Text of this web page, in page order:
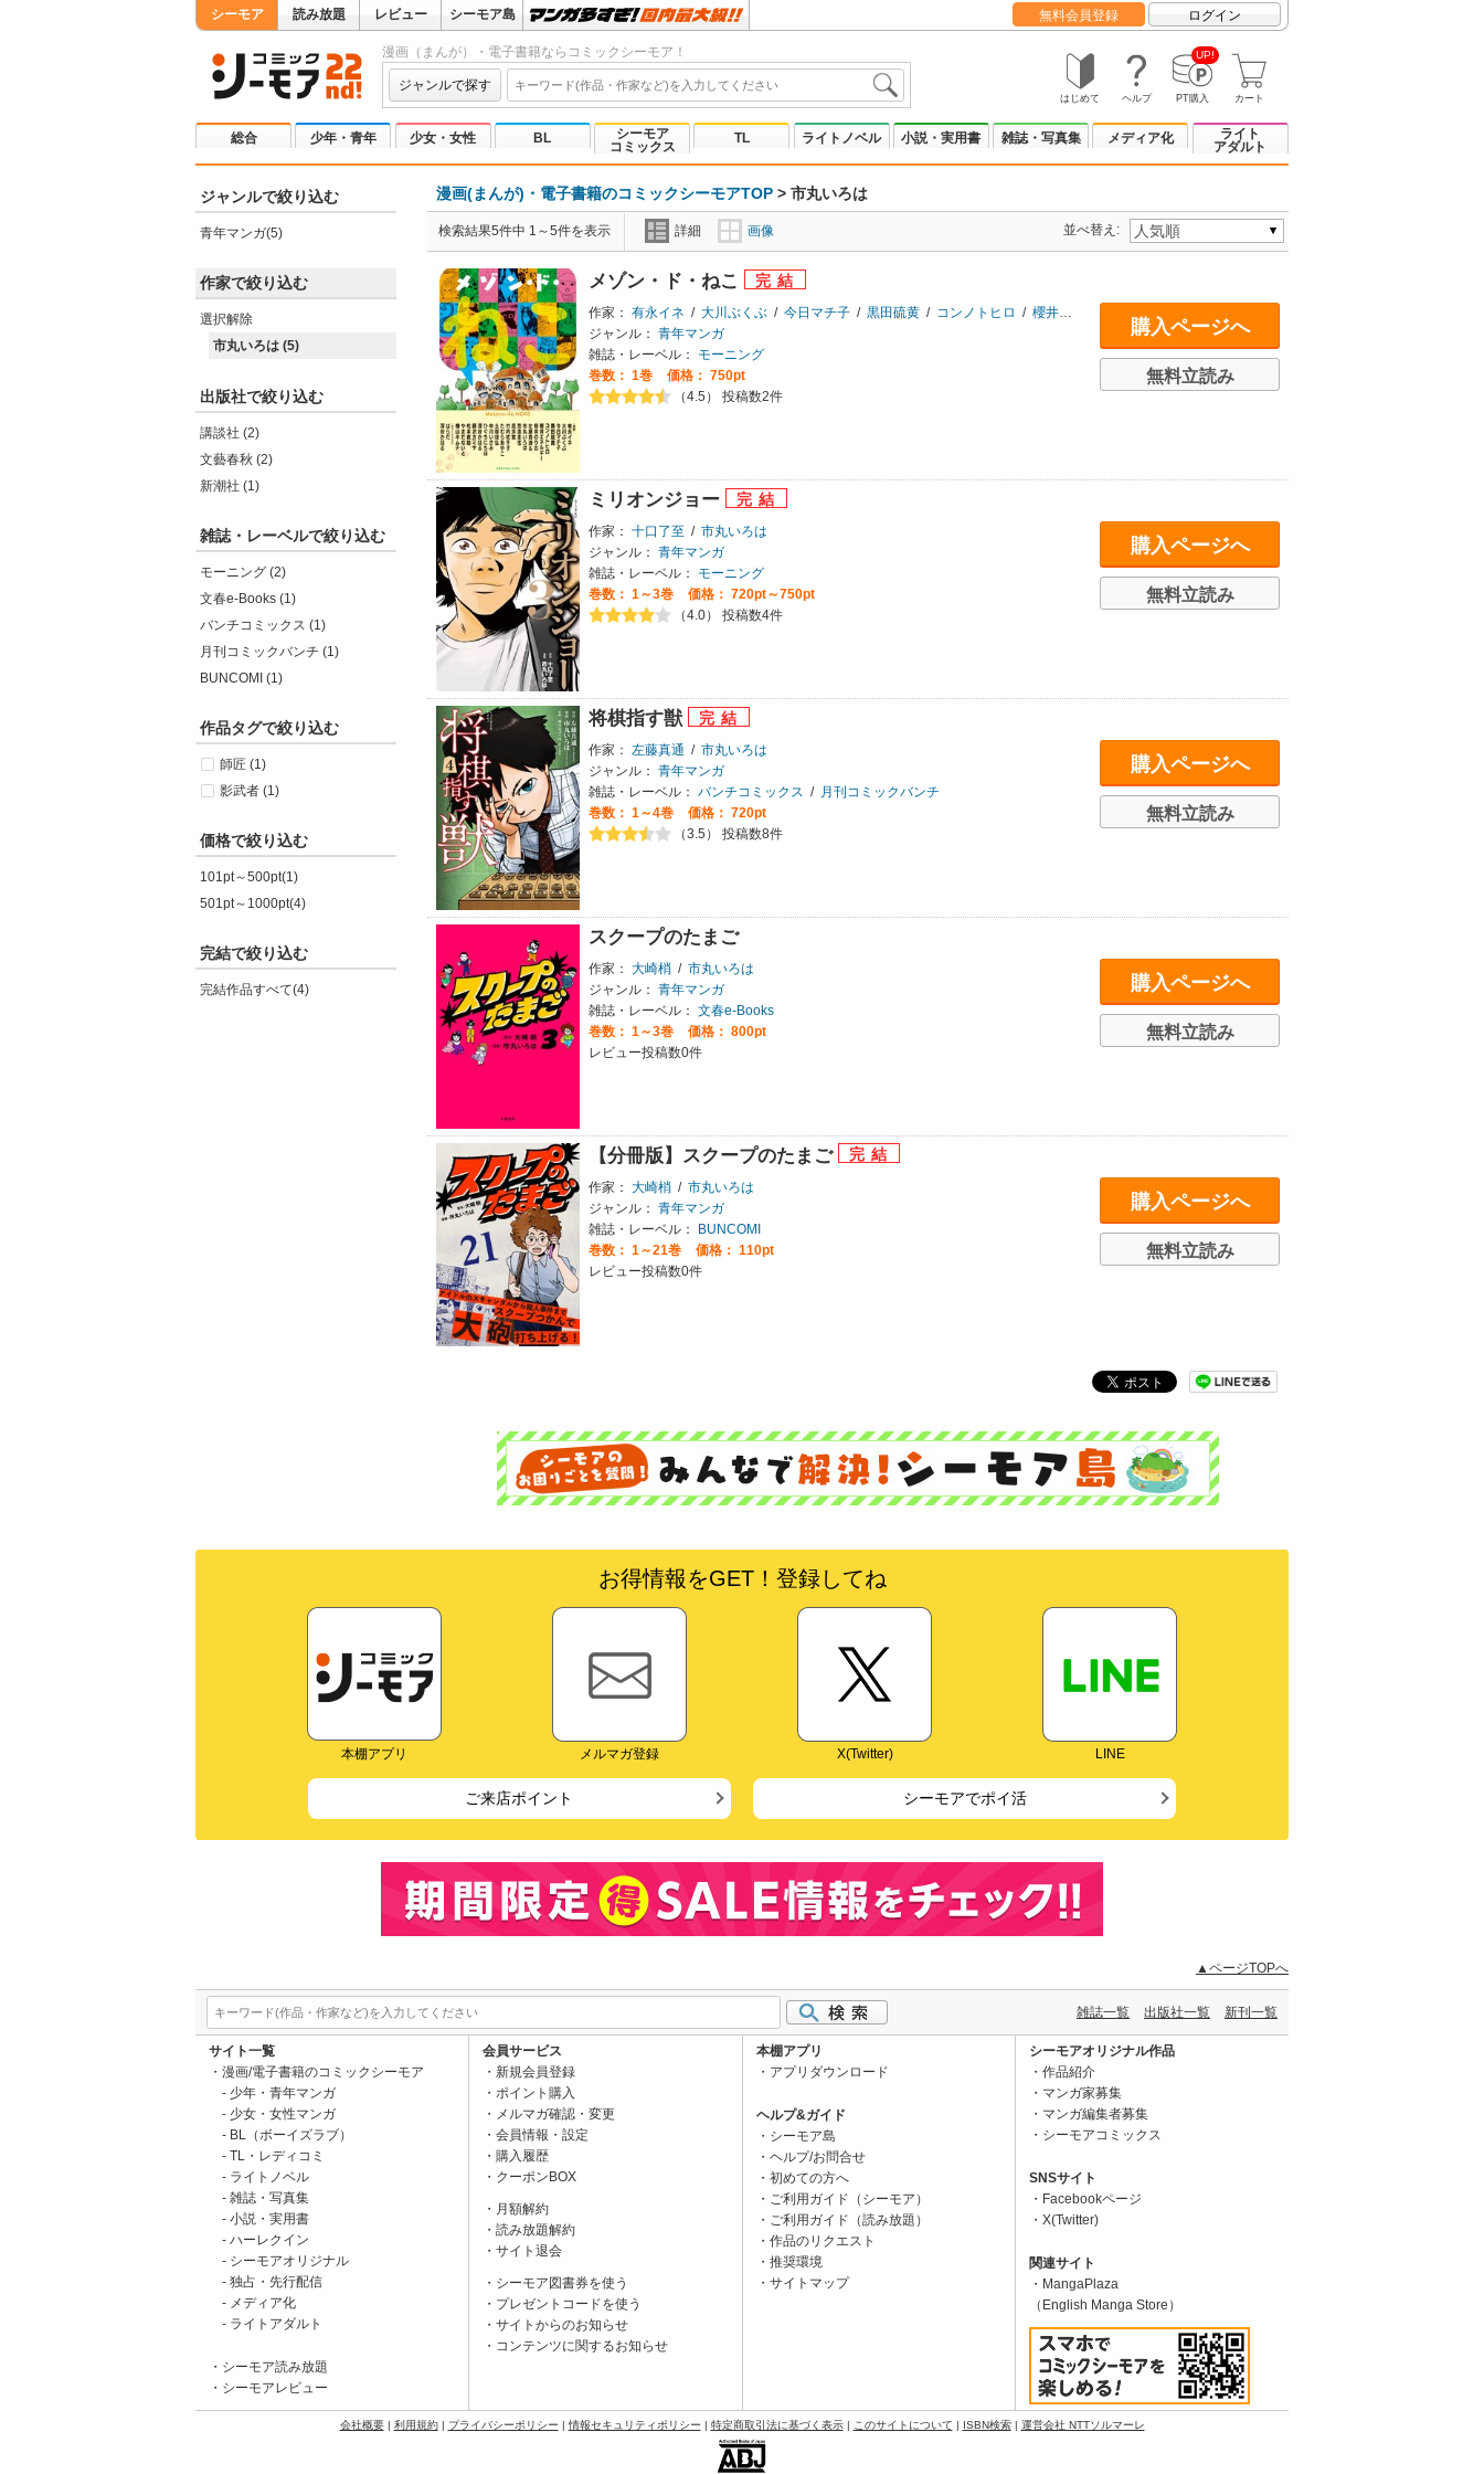
シーモア 読み放題 レビュー シーモア島 無料会員登録 ログイン
漫画（まんが）・電子書籍ならコミックシーモア！
ジャンルで探す
はじめて ヘルプ
UP!
PT購入 カート
総合 少年・青年 少女・女性 BL
シーモア
コミックス
TL ライトノベル 小説・実用書 雑誌・写真集 メディア化
ライト
アダルト
ジャンルで絞り込む
青年マンガ(5)
作家で絞り込む
選択解除
市丸いろは (5)
出版社で絞り込む
講談社 (2)
文藝春秋 (2)
新潮社 (1)
雑誌・レーベルで絞り込む
モーニング (2)
文春e-Books (1)
バンチコミックス (1)
月刊コミックバンチ (1)
BUNCOMI (1)
作品タグで絞り込む
師匠 (1)
影武者 (1)
価格で絞り込む
101pt～500pt(1)
501pt～1000pt(4)
完結で絞り込む
完結作品すべて(4)
漫画(まんが)・電子書籍のコミックシーモアTOP > 市丸いろは
検索結果5件中 1～5件を表示 詳細 画像 並べ替え:
メゾン・ド・ねこ
作家： 有永イネ / 大川ぶくぶ / 今日マチ子 / 黒田硫黄 / コンノトヒロ / 櫻井エネルギー 桜井のりお
ジャンル： 青年マンガ
雑誌・レーベル：
モーニング
巻数： 1巻
価格： 750pt
（4.5） 投稿数2件
購入ページへ
無料立読み
ミリオンジョー
作家： 十口了至 / 市丸いろは
ジャンル： 青年マンガ
雑誌・レーベル：
モーニング
巻数： 1～3巻
価格： 720pt～750pt
（4.0） 投稿数4件
購入ページへ
無料立読み
将棋指す獣
作家： 左藤真通 / 市丸いろは
ジャンル： 青年マンガ
雑誌・レーベル： バンチコミックス /
月刊コミックバンチ
巻数： 1～4巻
価格： 720pt
（3.5） 投稿数8件
購入ページへ
無料立読み
スクープのたまご
作家： 大崎梢 / 市丸いろは
ジャンル： 青年マンガ
雑誌・レーベル： 文春e-Books
巻数： 1～3巻
価格： 800pt
レビュー投稿数0件
購入ページへ
無料立読み
【分冊版】スクープのたまご
作家： 大崎梢 / 市丸いろは
ジャンル： 青年マンガ
雑誌・レーベル：
BUNCOMI
巻数： 1～21巻
価格： 110pt
レビュー投稿数0件
購入ページへ
無料立読み
お得情報をGET！登録してね
本棚アプリ メルマガ登録 X(Twitter) LINE
ご来店ポイント シーモアでポイ活
▲ページTOPへ
雑誌一覧 出版社一覧 新刊一覧
サイト一覧
漫画/電子書籍のコミックシーモア
少年・青年マンガ
少女・女性マンガ
BL（ボーイズラブ）
TL・レディコミ
ライトノベル
雑誌・写真集
小説・実用書
ハーレクイン
シーモアオリジナル
独占・先行配信
メディア化
ライトアダルト
シーモア読み放題
シーモアレビュー
会員サービス
新規会員登録
ポイント購入
メルマガ確認・変更
会員情報・設定
購入履歴
クーポンBOX
月額解約
読み放題解約
サイト退会
シーモア図書券を使う
プレゼントコードを使う
サイトからのお知らせ
コンテンツに関するお知らせ
本棚アプリ
アプリダウンロード
ヘルプ&ガイド
シーモア島
ヘルプ/お問合せ
初めての方へ
ご利用ガイド（シーモア）
ご利用ガイド（読み放題）
作品のリクエスト
推奨環境
サイトマップ
シーモアオリジナル作品
作品紹介
マンガ家募集
マンガ編集者募集
シーモアコミックス
SNSサイト
Facebookページ
X(Twitter)
関連サイト
MangaPlaza
（English Manga Store）
会社概要| 利用規約| プライバシーポリシー 情報セキュリティポリシー 特定商取引法に基づく表示| このサイトについて ISBN検索| 運営会社 NTTソルマーレ